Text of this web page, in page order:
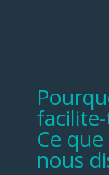
Ce
nous